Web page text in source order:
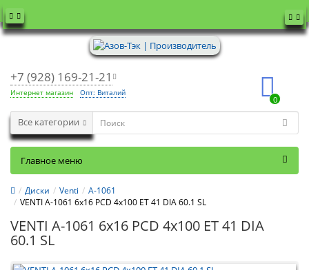
+7 (928) 169-21-21
Интернет магазин Опт: Виталий
0
Все категории
Главное меню
Диски Venti
А-1061
VENTI А-1061 6x16 PCD 4x100 ET 41 DIA 60.1 SL
VENTI А-1061 6x16 PCD 4x100 ET 41 DIA
60.1 SL